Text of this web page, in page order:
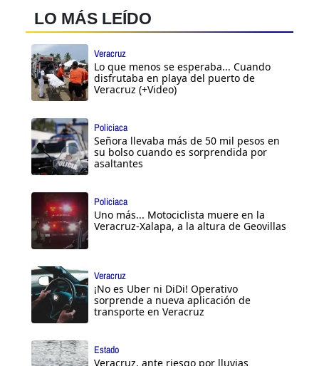
LO MÁS LEÍDO
Veracruz
Lo que menos se esperaba... Cuando
disfrutaba en playa del puerto de
Veracruz (+Video)
Policiaca
Señora llevaba más de 50 mil pesos en
su bolso cuando es sorprendida por
asaltantes
Policiaca
Uno más... Motociclista muere en la
Veracruz-Xalapa, a la altura de Geovillas
Veracruz
¡No es Uber ni DiDi! Operativo
sorprende a nueva aplicación de
transporte en Veracruz
Estado
Veracruz, ante riesgo por lluvias